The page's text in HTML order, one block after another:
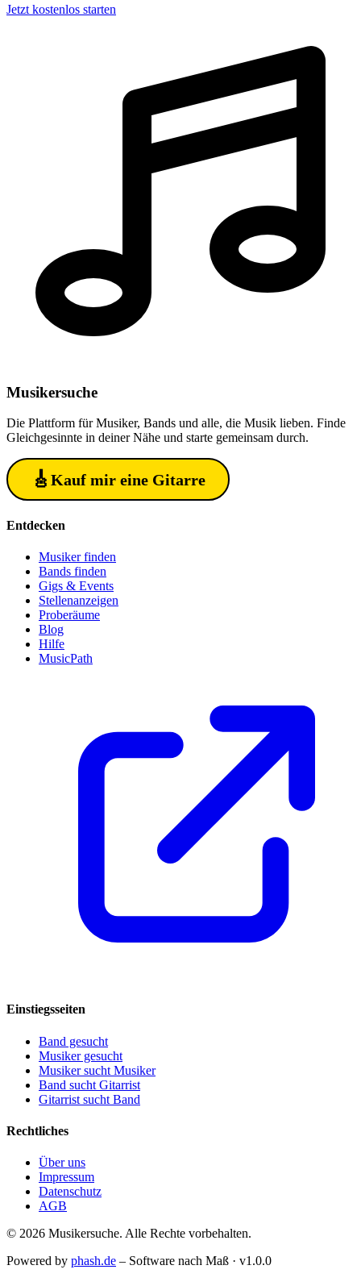
Jetzt kostenlos starten
Musikersuche
Die Plattform für Musiker, Bands und alle, die Musik lieben. Finde
Gleichgesinnte in deiner Nähe und starte gemeinsam durch.
🎸 Kauf mir eine Gitarre
Entdecken
Musiker finden
Bands finden
Gigs & Events
Stellenanzeigen
Proberäume
Blog
Hilfe
MusicPath
Einstiegsseiten
Band gesucht
Musiker gesucht
Musiker sucht Musiker
Band sucht Gitarrist
Gitarrist sucht Band
Rechtliches
Über uns
Impressum
Datenschutz
AGB
© 2026 Musikersuche. Alle Rechte vorbehalten.
Powered by phash.de – Software nach Maß · v1.0.0